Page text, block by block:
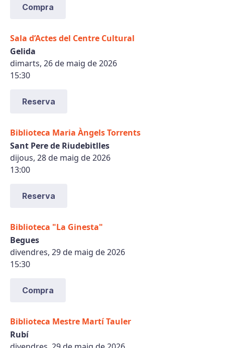
Compra
Sala d’Actes del Centre Cultural
Gelida
dimarts, 26 de maig de 2026
15:30
Reserva
Biblioteca Maria Àngels Torrents
Sant Pere de Riudebitlles
dijous, 28 de maig de 2026
13:00
Reserva
Biblioteca "La Ginesta"
Begues
divendres, 29 de maig de 2026
15:30
Compra
Biblioteca Mestre Martí Tauler
Rubí